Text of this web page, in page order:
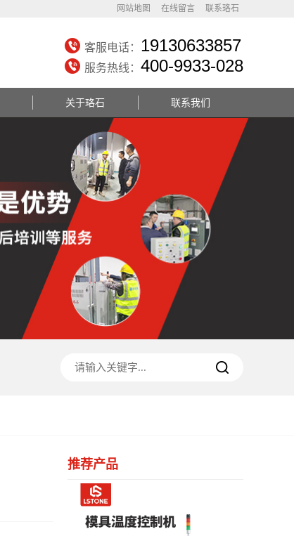
网站地图 在线留言 联系珞石
客服电话： 19130633857
服务热线： 400-9933-028
关于珞石 联系我们
推荐产品